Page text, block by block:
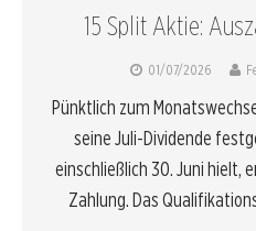
15 Split Aktie:
01/07/2026
Pünktlich zum
seine Juli-Dividende
einschließlich 30. Juni hielt,
Zahlung. Das